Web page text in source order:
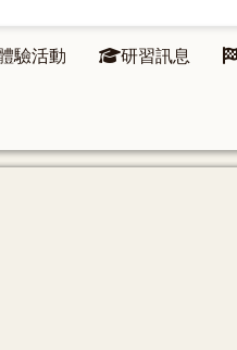
驗活動 研習訊息